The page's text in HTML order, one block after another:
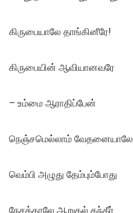
கிருபையாலே தாங்கினீரே!
கிருபையின் ஆவியானவரே
– உம்மை ஆராதிப்பேன்
நெஞ்சமெல்லாம் வேதனையாலே
வெம்பி அழுது தேம்பும்போது
நேசத்தாலே ஆறுதல் தந்தீர்